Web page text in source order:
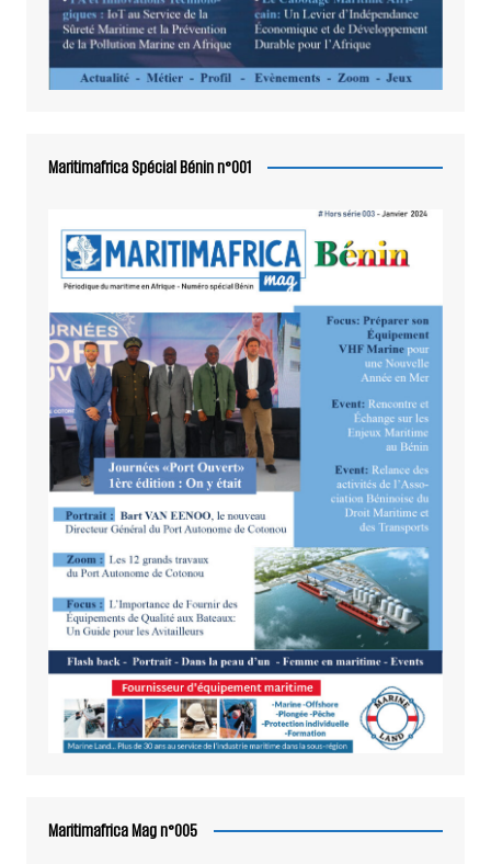
Maritimafrica Spécial Bénin n°001
Maritimafrica Mag n°005